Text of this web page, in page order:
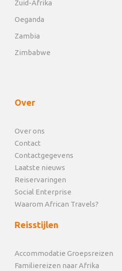
Zuid-Afrika
Oeganda
Zambia
Zimbabwe
Over
Over ons
Contact
Contactgegevens
Laatste nieuws
Reiservaringen
Social Enterprise
Waarom African Travels?
Reisstijlen
Accommodatie Groepsreizen
Familiereizen naar Afrika